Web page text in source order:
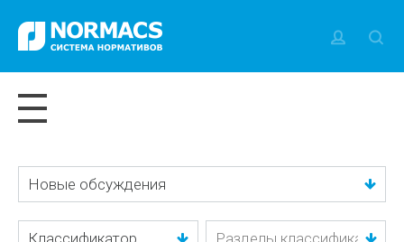
Новые обсуждения
Классификатор